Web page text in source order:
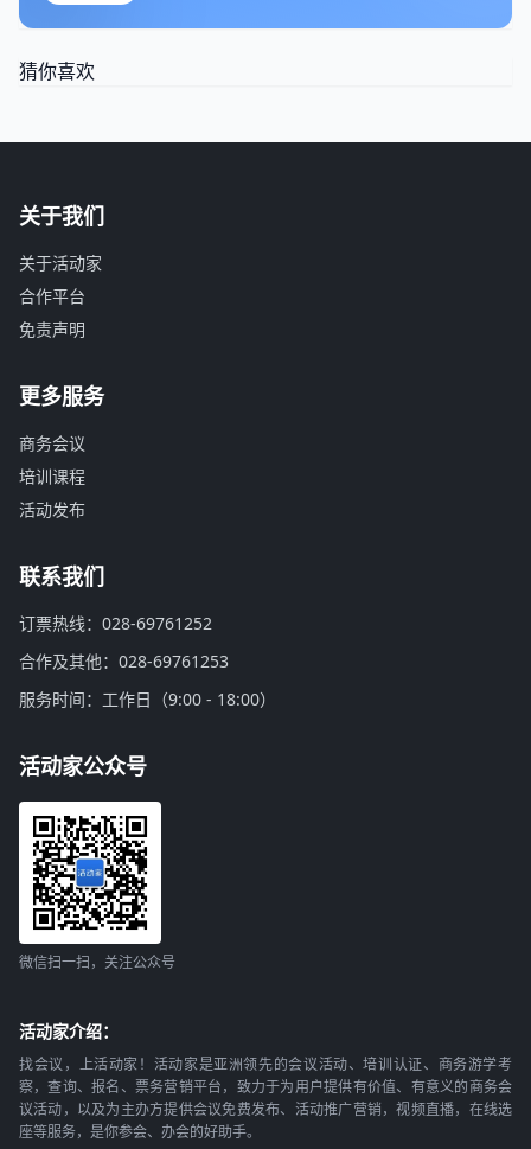
猜你喜欢
关于我们
关于活动家
合作平台
免责声明
更多服务
商务会议
培训课程
活动发布
联系我们
订票热线：028-69761252
合作及其他：028-69761253
服务时间：工作日（9:00 - 18:00）
活动家公众号
微信扫一扫，关注公众号
活动家介绍：
找会议，上活动家！活动家是亚洲领先的会议活动、培训认证、商务游学考
察，查询、报名、票务营销平台，致力于为用户提供有价值、有意义的商务会
议活动，以及为主办方提供会议免费发布、活动推广营销，视频直播，在线选
座等服务，是你参会、办会的好助手。